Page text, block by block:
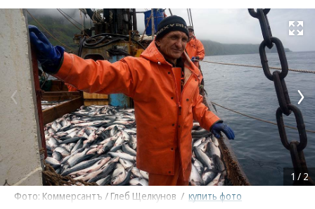
Развернуть
Фото: Коммерсантъ / Глеб Щелкунов / купить фото
1/ 2